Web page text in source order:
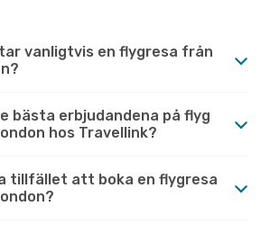
vanligtvis en flygresa från
bästa erbjudandena på flyg
hos Travellink?
tillfället att boka en flygresa